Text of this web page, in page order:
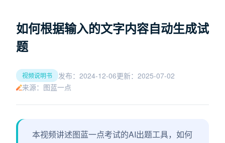
如何根据输入的文字内容自动生成试
题
视频说明书 发布：2024-12-06更新：2025-07-02
来源：图蓝一点
本视频讲述图蓝一点考试的AI出题工具，如何